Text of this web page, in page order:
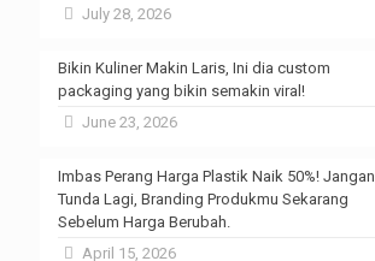
July 28, 2026
Bikin Kuliner Makin Laris, Ini dia custom
packaging yang bikin semakin viral!
June 23, 2026
Imbas Perang Harga Plastik Naik 50%! Jangan
Tunda Lagi, Branding Produkmu Sekarang
Sebelum Harga Berubah.
April 15, 2026